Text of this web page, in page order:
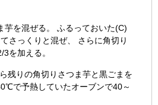
芋を混ぜる。 ふるっておいた(C)
さっくりと混ぜ、 さらに角切り
を加える。
残りの角切りさつま芋と黒ごまを
で予熱していたオーブンで40～